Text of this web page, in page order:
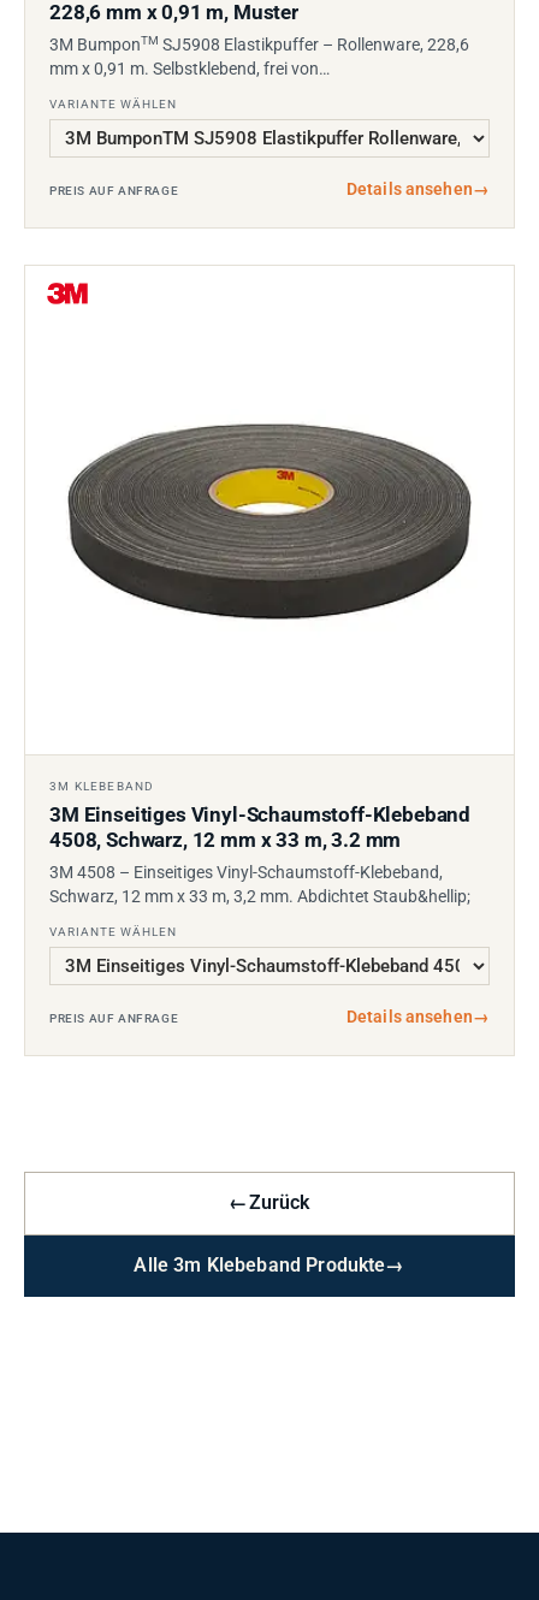
228,6 mm x 0,91 m, Muster
3M BumponTM SJ5908 Elastikpuffer – Rollenware, 228,6
mm x 0,91 m. Selbstklebend, frei von…
VARIANTE WÄHLEN
PREIS AUF ANFRAGE Details ansehen→
3M KLEBEBAND
3M Einseitiges Vinyl-Schaumstoff-Klebeband
4508, Schwarz, 12 mm x 33 m, 3.2 mm
3M 4508 – Einseitiges Vinyl-Schaumstoff-Klebeband,
Schwarz, 12 mm x 33 m, 3,2 mm. Abdichtet Staub&hellip;
VARIANTE WÄHLEN
PREIS AUF ANFRAGE Details ansehen→
←Zurück
Alle 3m Klebeband Produkte→